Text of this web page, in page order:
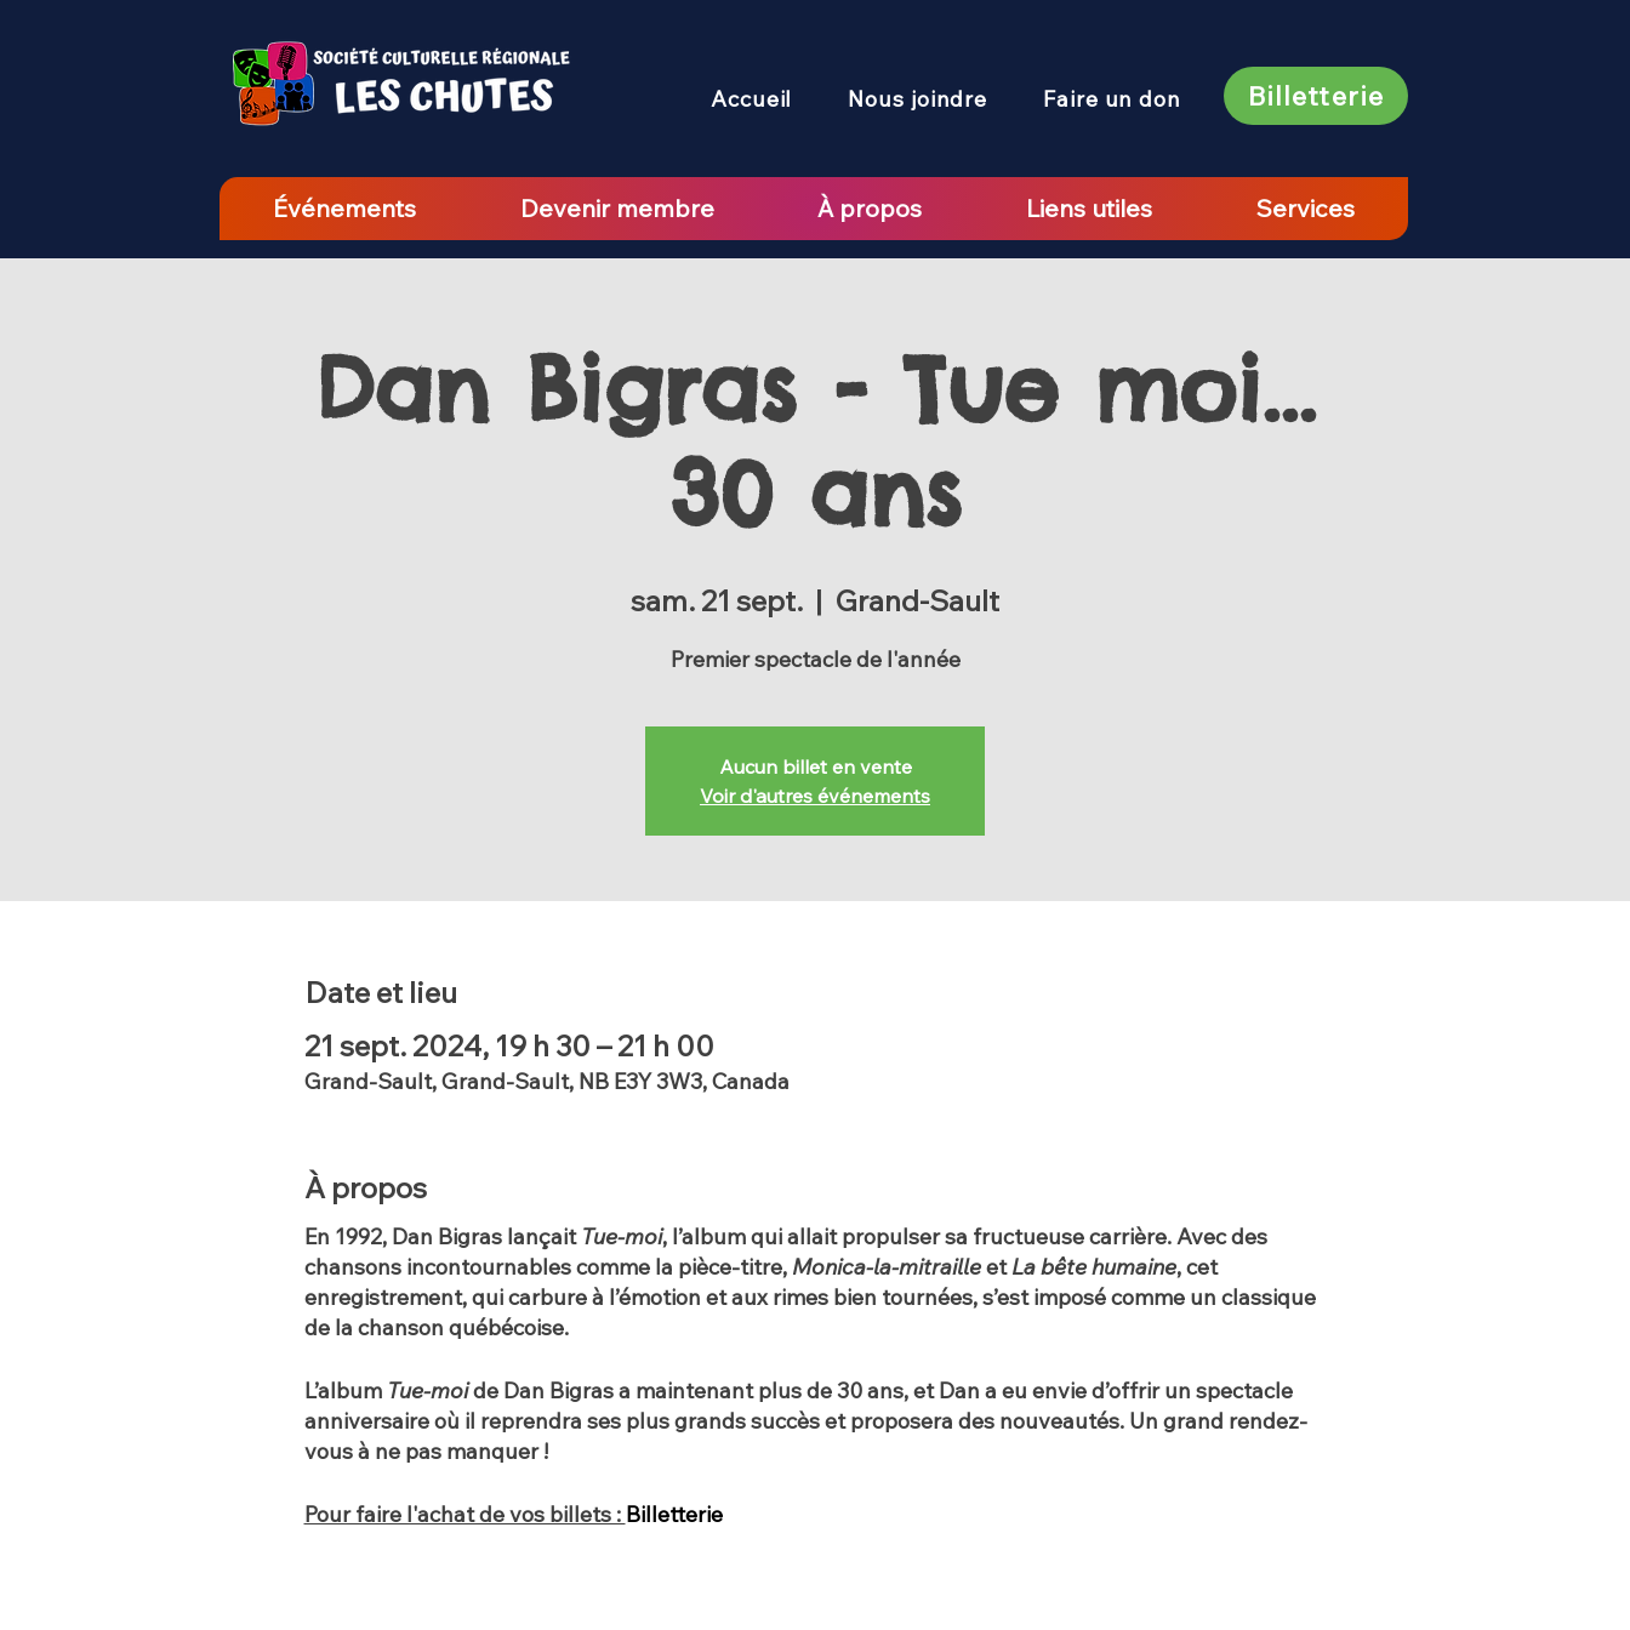
Accueil Nous joindre Faire un don Billetterie
Événements Devenir membre À propos Liens utiles Services
Dan Bigras - Tue moi...
30 ans
sam. 21 sept.
  |
Grand-Sault
Premier spectacle de l'année
Aucun billet en vente
Voir d'autres événements
Date et lieu
21 sept. 2024, 19 h 30 – 21 h 00
Grand-Sault, Grand-Sault, NB E3Y 3W3, Canada
À propos
En 1992, Dan Bigras lançait Tue-moi, l’album qui allait propulser sa fructueuse carrière. Avec des
chansons incontournables comme la pièce-titre, Monica-la-mitrailleetLa bête humaine, cet
enregistrement, qui carbure à l’émotion et aux rimes bien tournées, s’est imposé comme un classique
de la chanson québécoise.
L’album Tue-moide Dan Bigras a maintenant plus de 30 ans, et Dan a eu envie d’offrir un spectacle
anniversaire où il reprendra ses plus grands succès et proposera des nouveautés. Un grand rendez-
vous à ne pas manquer !
Pour faire l'achat de vos billets : Billetterie